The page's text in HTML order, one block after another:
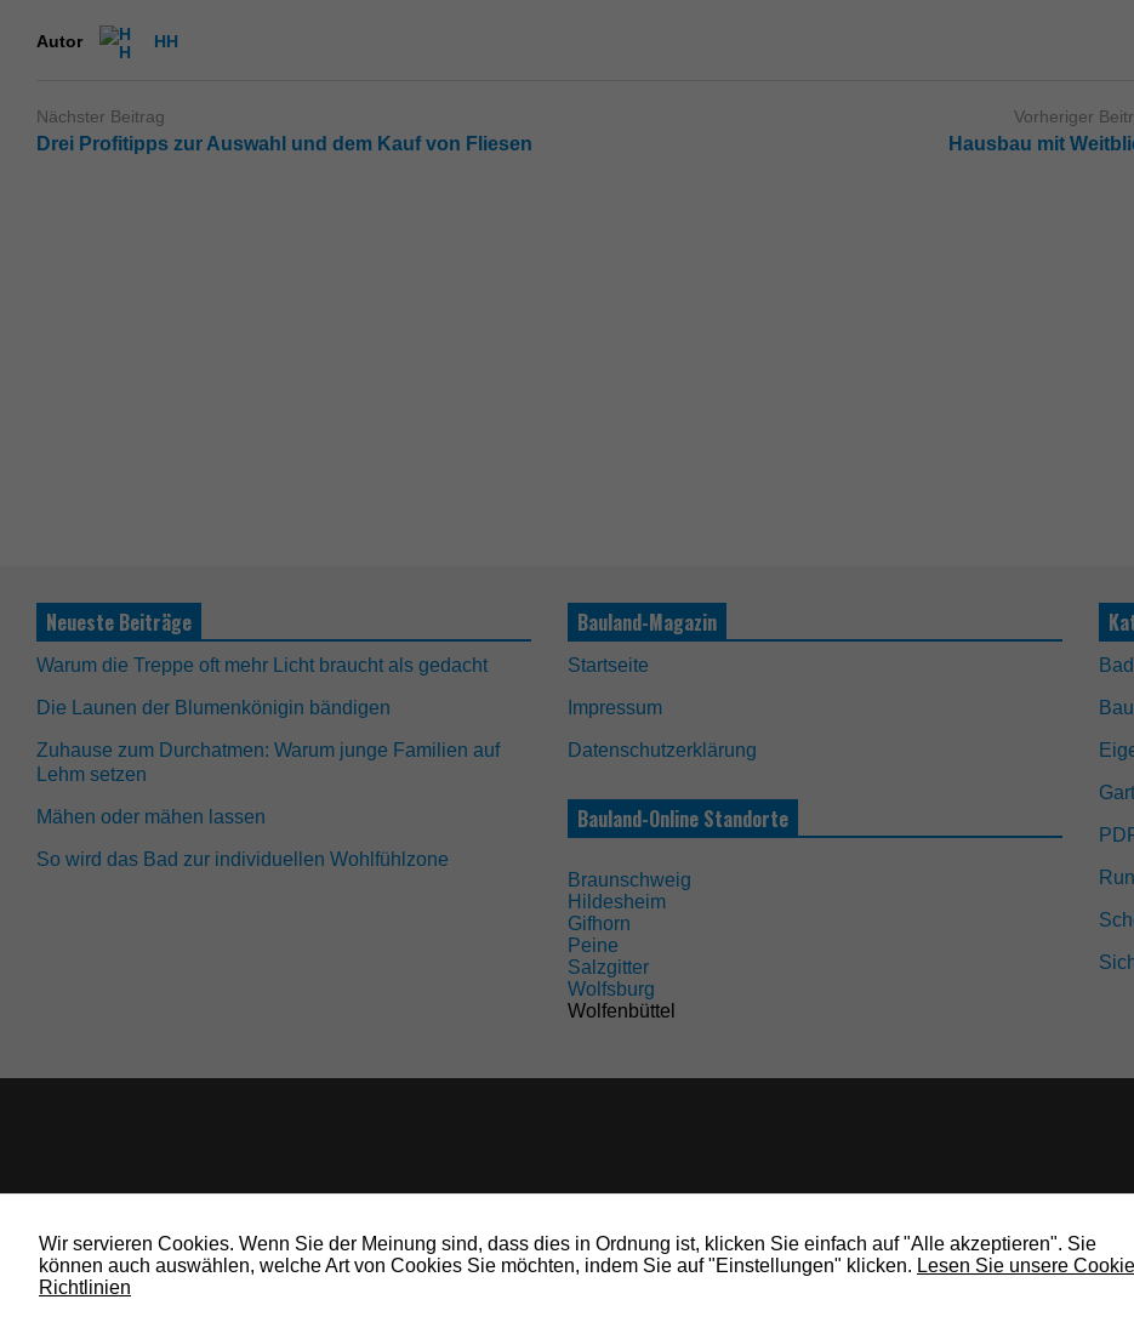
Autor HH
Nächster Beitrag
Drei Profitipps zur Auswahl und dem Kauf von Fliesen
Vorheriger
Hausbau mit
Neueste Beiträge
Warum die Treppe oft mehr Licht braucht als gedacht
Die Launen der Blumenkönigin bändigen
Zuhause zum Durchatmen: Warum junge Familien auf
Lehm setzen
Mähen oder mähen lassen
So wird das Bad zur individuellen Wohlfühlzone
Bauland-Magazin
Startseite
Impressum
Datenschutzerklärung
Bauland-Online Standorte
Braunschweig
Hildesheim
Gifhorn
Peine
Salzgitter
Wolfsburg
Wolfenbüttel
© 2019 Bauland Magazin Wolfenbüttel, Braunschweig, Peine & Wolfsburg. All rights reserved.
Wir servieren Cookies. Wenn Sie der Meinung sind, dass dies in Ordnung ist, klicken Sie einfach auf "Alle akzeptieren". Sie
können auch auswählen, welche Art von Cookies Sie möchten, indem Sie auf "Einstellungen" klicken. Lesen Sie unsere
Richtlinien